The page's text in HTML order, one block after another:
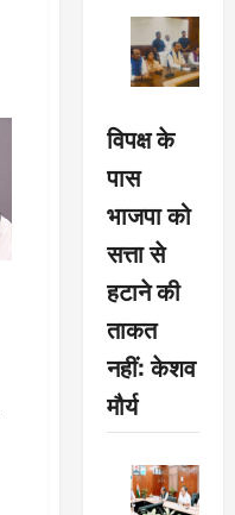
विपक्ष के
पास
भाजपा को
सत्ता से
हटाने की
ताकत
नहीं: केशव
मौर्य